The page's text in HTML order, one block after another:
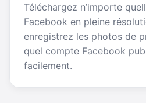
Téléchargez n’importe
Facebook en pleine
enregistrez les photos de
quel compte Facebook
facilement.